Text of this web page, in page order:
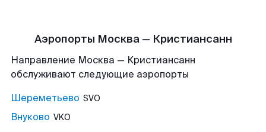
Аэропорты Москва — Кристиансанн
Направление Москва — Кристиансанн
обслуживают следующие аэропорты
Шереметьево SVO
Внуково VKO